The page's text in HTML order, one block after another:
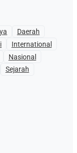
Daerah
International
Nasional
Sejarah